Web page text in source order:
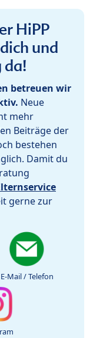
HiPP
und
da!
betreuen wir
Neue
mehr
Beiträge der
bestehen
Damit du
gerne zur
E-Mail / Telefon